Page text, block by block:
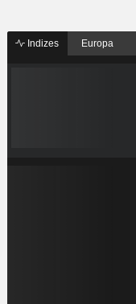
Indizes Europa